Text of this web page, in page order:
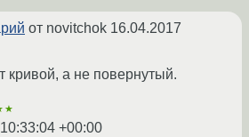
от novitchok 16.04.2017
кривой, а не повернутый.
+00:00